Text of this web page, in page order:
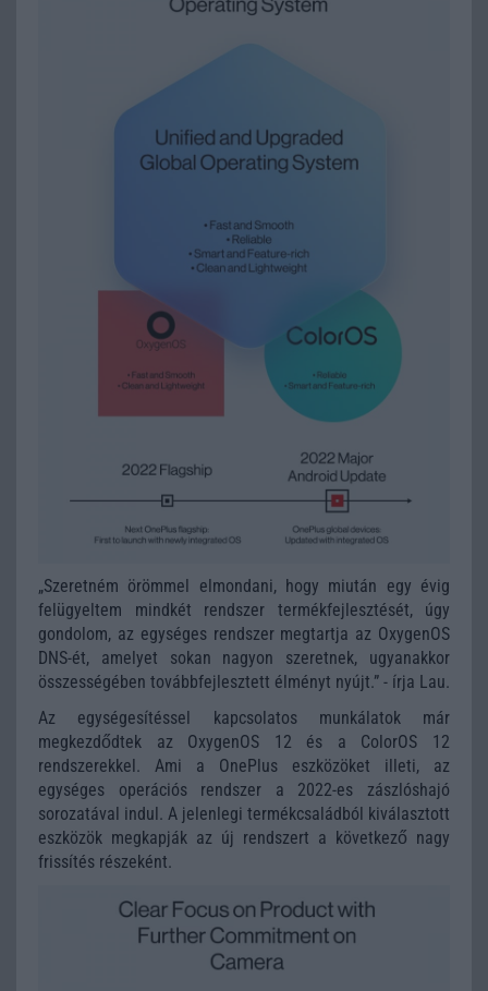
„Szeretném örömmel elmondani, hogy miután egy évig
felügyeltem mindkét rendszer termékfejlesztését, úgy
gondolom, az egységes rendszer megtartja az OxygenOS
DNS-ét, amelyet sokan nagyon szeretnek, ugyanakkor
összességében továbbfejlesztett élményt nyújt.” - írja Lau.
Az egységesítéssel kapcsolatos munkálatok már
megkezdődtek az OxygenOS 12 és a ColorOS 12
rendszerekkel. Ami a OnePlus eszközöket illeti, az
egységes operációs rendszer a 2022-es zászlóshajó
sorozatával indul. A jelenlegi termékcsaládból kiválasztott
eszközök megkapják az új rendszert a következő nagy
frissítés részeként.